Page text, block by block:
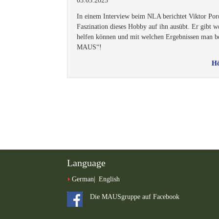
In einem Interview beim NLA berichtet Viktor
Faszination dieses Hobby auf ihn ausübt. Er gibt
helfen können und mit welchen Ergebnissen man
MAUS“!
Language
German English
Die MAUSgruppe auf Facebook